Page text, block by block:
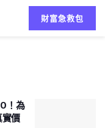
財富急救包
！為
實價